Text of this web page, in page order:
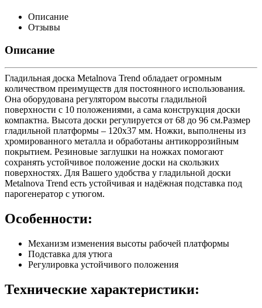
Описание
Отзывы
Описание
Гладильная доска Metalnova Trend обладает огромным
количеством преимуществ для постоянного использования.
Она оборудована регулятором высоты гладильной
поверхности с 10 положениями, а сама конструкция доски
компактна. Высота доски регулируется от 68 до 96 см.Размер
гладильной платформы – 120х37 мм. Ножки, выполнены из
хромированного металла и обработаны антикоррозийным
покрытием. Резиновые заглушки на ножках помогают
сохранять устойчивое положение доски на скользких
поверхностях. Для Вашего удобства у гладильной доски
Metalnova Trend есть устойчивая и надёжная подставка под
парогенератор с утюгом.
Особенности:
Механизм изменения высоты рабочей платформы
Подставка для утюга
Регулировка устойчивого положения
Технические характеристики: